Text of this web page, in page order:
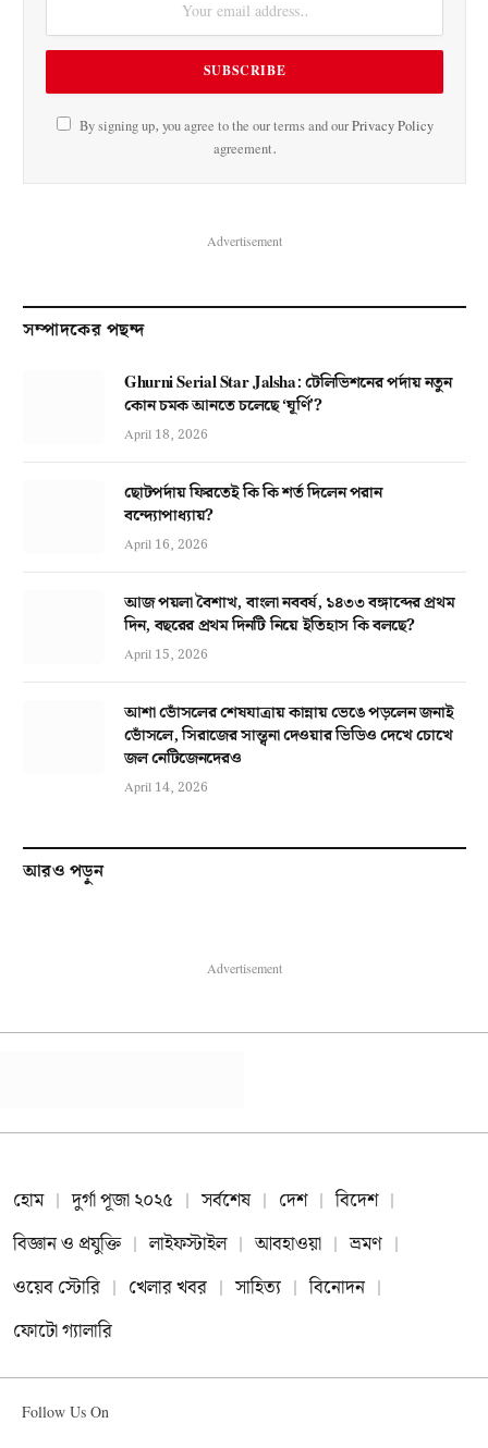
By signing up, you agree to the our terms and ourPrivacy Policy
agreement.
Advertisement
সম্পাদকের পছন্দ
Ghurni Serial Star Jalsha: টেলিভিশনের পর্দায় নতুন
কোন চমক আনতে চলেছে ‘ঘূর্ণি’?
April 18, 2026
ছোটপর্দায় ফিরতেই কি কি শর্ত দিলেন পরান
বন্দ্যোপাধ্যায়?
April 16, 2026
আজ পয়লা বৈশাখ, বাংলা নববর্ষ, ১৪৩৩ বঙ্গাব্দের প্রথম
দিন, বছরের প্রথম দিনটি নিয়ে ইতিহাস কি বলছে?
April 15, 2026
আশা ভোঁসলের শেষযাত্রায় কান্নায় ভেঙে পড়লেন জনাই
ভোঁসলে, সিরাজের সান্ত্বনা দেওয়ার ভিডিও দেখে চোখে
জল নেটিজেনদেরও
April 14, 2026
আরও পড়ুন
Advertisement
হোম দুর্গা পূজা ২০২৫ সর্বশেষ দেশ
বিদেশ
বিজ্ঞান ও প্রযুক্তি
লাইফস্টাইল আবহাওয়া
ভ্রমণ
ওয়েব স্টোরি
খেলার খবর সাহিত্য
বিনোদন
ফোটো গ্যালারি
Follow Us On